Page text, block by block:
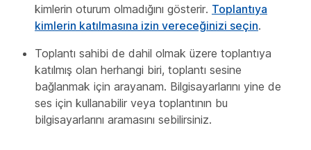
kimlerin oturum olmadığını gösterir. Toplantıya
kimlerin katılmasına izin vereceğinizi seçin.
Toplantı sahibi de dahil olmak üzere toplantıya
katılmış olan herhangi biri, toplantı sesine
bağlanmak için arayanam. Bilgisayarlarını yine de
ses için kullanabilir veya toplantının bu
bilgisayarlarını aramasını sebilirsiniz.